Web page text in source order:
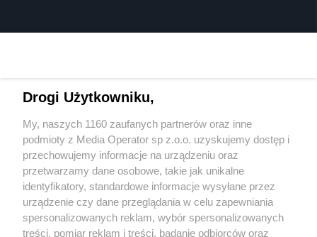
1 / 0
Wydawca mediów lokalnych
Nie zapomnij
Drogi Użytkowniku,
My, naszych 1160 zaufanych partnerów oraz inne
podmioty z Media Operator sp z.o.o. uzyskujemy dostęp i
przechowujemy informacje na urządzeniu oraz
przetwarzamy dane osobowe, takie jak unikalne
identyfikatory, standardowe informacje wysyłane przez
urządzenie czy dane przeglądania w celu zapewniania
spersonalizowanych reklam, wybór spersonalizowanych
treści, pomiar reklam i treści, badanie odbiorców oraz